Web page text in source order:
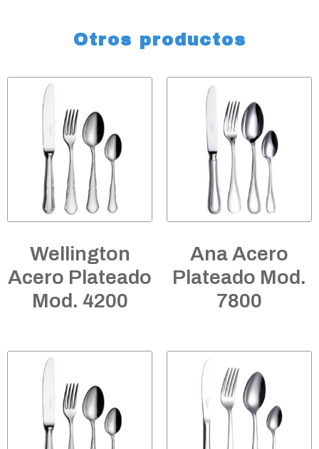
Otros productos
Wellington
Acero Plateado
Mod. 4200
Ana Acero
Plateado Mod.
7800